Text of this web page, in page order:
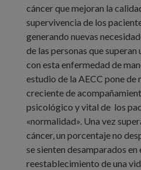
cáncer que mejoran la
supervivencia de los
generando nuevas
de las personas que superan
con esta enfermedad de
estudio de la AECC pone de
creciente de
psicológico y vital de los
«normalidad». Una vez
cáncer, un porcentaje no
se sienten desamparados
reestablecimiento de una